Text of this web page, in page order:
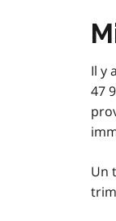
Il y
47
Un